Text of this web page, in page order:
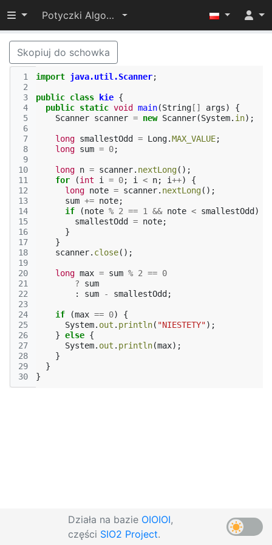
Przełącz widoczność menu
Potyczki Algorytmiczne 2015
Skopiuj do schowka
1
2
3
4
5
6
7
8
9
10
11
12
13
14
15
16
17
18
19
20
21
22
23
24
25
26
27
28
29
30
import java.util.Scanner;
public class kie {
public static void main(String [] args)
{
Scanner scanner = new Scanner(System. in);
long smallestOdd = Long.MAX_VALUE;
long sum = 0;
long n = scanner. nextLong();
for
(int i = 0; i < n; i++)
{
long note = scanner. nextLong();
sum += note;
if
(note % 2 == 1 && note < smallestOdd )
smallestOdd
= note;
}
}
scanner. close();
long max = sum % 2 == 0
?
sum
:
sum - smallestOdd ;
if (max == 0)
{
System. out . println( "NIESTETY");
} else {
System. out . println(max);
}
}
}
Działa na bazie OIOIOI,
części SIO2 Project.